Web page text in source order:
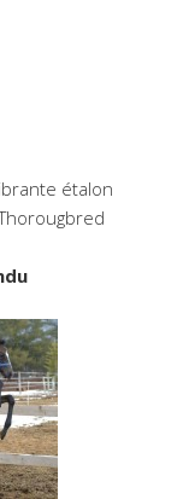
étalon